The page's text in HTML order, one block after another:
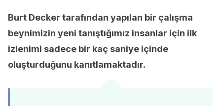
Burt Decker tarafından yapılan bir çalışma
beynimizin yeni tanıştığımız insanlar için ilk
izlenimi sadece bir kaç saniye içinde
oluşturduğunu kanıtlamaktadır.